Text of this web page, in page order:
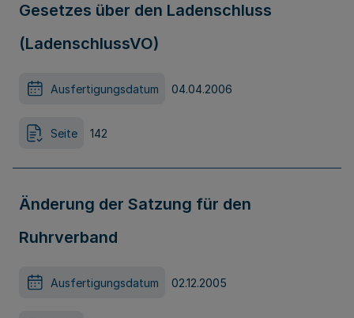
Gesetzes über den Ladenschluss
(LadenschlussVO)
Ausfertigungsdatum 04.04.2006
Seite 142
Änderung der Satzung für den
Ruhrverband
Ausfertigungsdatum 02.12.2005